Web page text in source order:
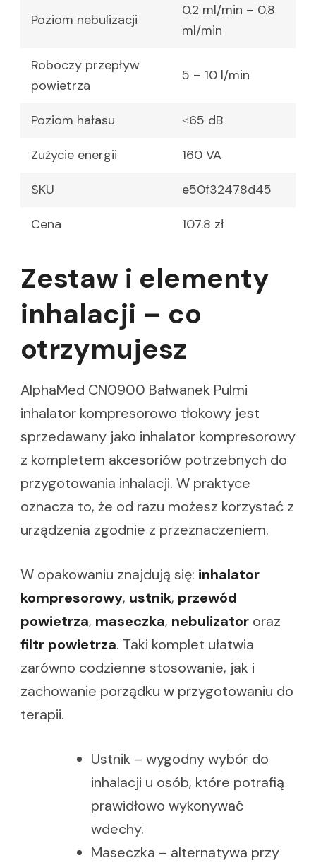
Poziom nebulizacji
0.2 ml/min – 0.8
ml/min
Roboczy przepływ
powietrza
5 – 10 l/min
Poziom hałasu ≤65 dB
Zużycie energii 160 VA
SKU e50f32478d45
Cena 107.8 zł
Zestaw i elementy
inhalacji – co
otrzymujesz
AlphaMed CN0900 Bałwanek Pulmi
inhalator kompresorowo tłokowy jest
sprzedawany jako inhalator kompresorowy
z kompletem akcesoriów potrzebnych do
przygotowania inhalacji. W praktyce
oznacza to, że od razu możesz korzystać z
urządzenia zgodnie z przeznaczeniem.
W opakowaniu znajdują się: inhalator
kompresorowy, ustnik, przewód
powietrza, maseczka, nebulizator oraz
filtr powietrza. Taki komplet ułatwia
zarówno codzienne stosowanie, jak i
zachowanie porządku w przygotowaniu do
terapii.
Ustnik – wygodny wybór do
inhalacji u osób, które potrafią
prawidłowo wykonywać
wdechy.
Maseczka – alternatywa przy